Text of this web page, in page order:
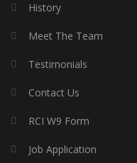
History
Meet The Team
Testimonials
Contact Us
RCI W9 Form
Job Application